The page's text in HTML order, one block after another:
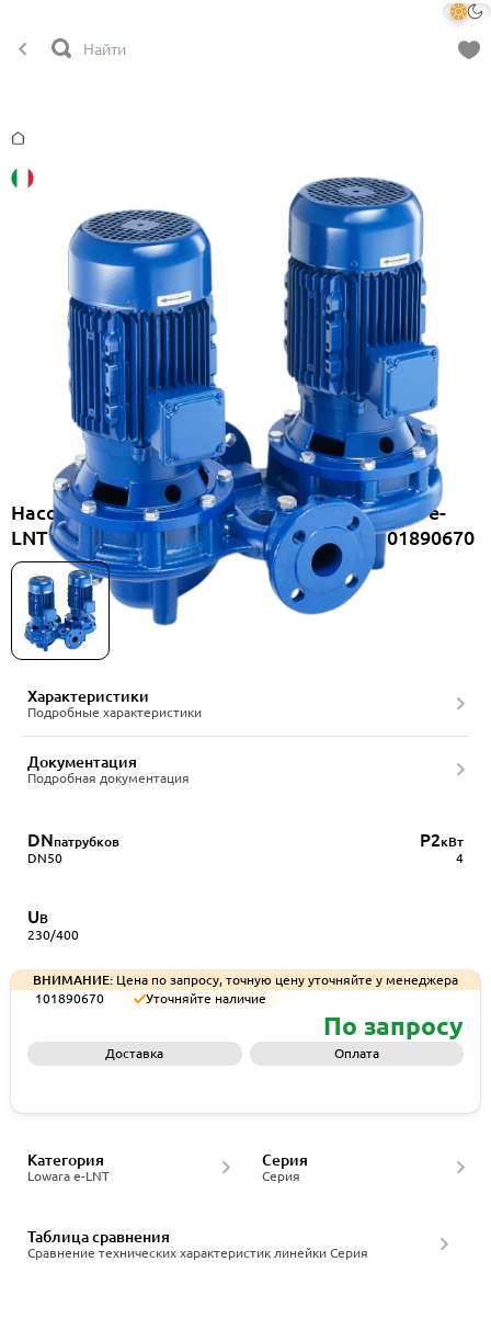
Насос циркуляционный сдвоенный Lowara e-
LNT LNTE 50-160/30/P25RCS4, артикул 101890670
Характеристики
Подробные характеристики
Документация
Подробная документация
DNпатрубков
DN50
P2кВт
4
UВ
230/400
ВНИМАНИЕ: Цена по запросу, точную цену уточняйте у менеджера
101890670
Уточняйте наличие
По запросу
Доставка Оплата
Lowara e-LNT
Категория
Серия
Серия
Сравнение технических характеристик линейки Серия
Таблица сравнения